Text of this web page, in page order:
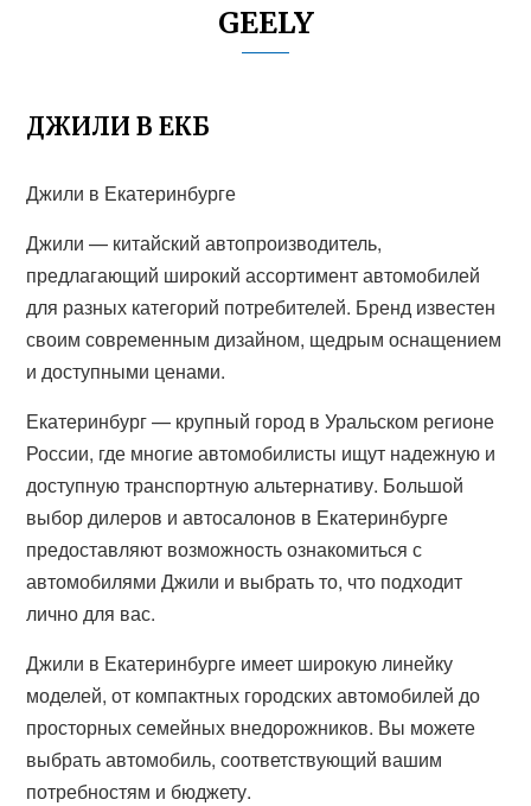
GEELY
ДЖИЛИ В ЕКБ
Джили в Екатеринбурге
Джили — китайский автопроизводитель,
предлагающий широкий ассортимент автомобилей
для разных категорий потребителей. Бренд известен
своим современным дизайном, щедрым оснащением
и доступными ценами.
Екатеринбург — крупный город в Уральском регионе
России, где многие автомобилисты ищут надежную и
доступную транспортную альтернативу. Большой
выбор дилеров и автосалонов в Екатеринбурге
предоставляют возможность ознакомиться с
автомобилями Джили и выбрать то, что подходит
лично для вас.
Джили в Екатеринбурге имеет широкую линейку
моделей, от компактных городских автомобилей до
просторных семейных внедорожников. Вы можете
выбрать автомобиль, соответствующий вашим
потребностям и бюджету.